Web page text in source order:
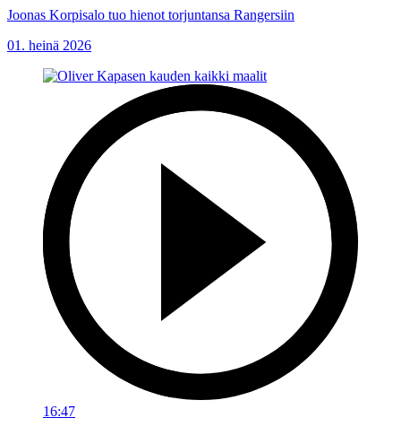
Joonas Korpisalo tuo hienot torjuntansa Rangersiin
01. heinä 2026
16:47